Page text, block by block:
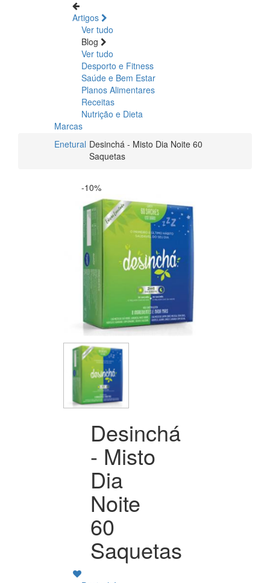
Artigos
Ver tudo
Blog
Ver tudo
Desporto e Fitness
Saúde e Bem Estar
Planos Alimentares
Receitas
Nutrição e Dieta
Marcas
Enetural Desinchá - Misto Dia Noite 60
Saquetas
-10%
Desinchá
- Misto
Dia
Noite
60
Saquetas